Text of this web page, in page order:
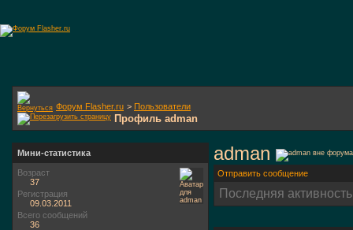
Форум Flasher.ru > Пользователи
Профиль adman
adman
Отправить сообщение
Последняя
Мини-статистика
Возраст
37
Регистрация
09.03.2011
Всего сообщений
36